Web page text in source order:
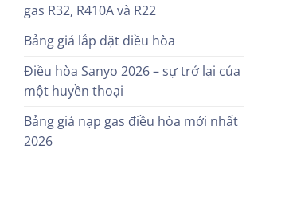
gas R32, R410A và R22
Bảng giá lắp đặt điều hòa
Điều hòa Sanyo 2026 – sự trở lại của
một huyền thoại
Bảng giá nạp gas điều hòa mới nhất
2026